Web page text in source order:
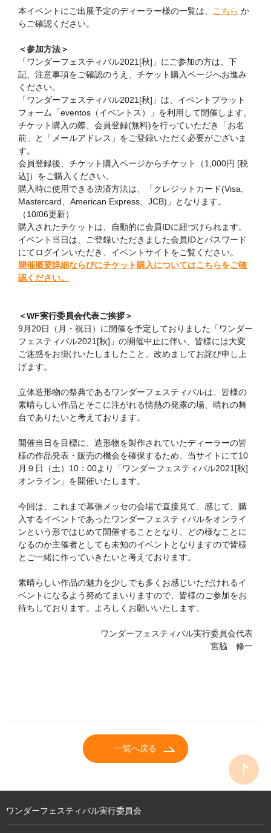
本イベントにご出展予定のディーラー様の一覧は、 こちら か
らご確認ください。
＜参加方法＞
「ワンダーフェスティバル2021[秋]」にご参加の方は、下
記、注意事項をご確認のうえ、チケット購入ページへお進み
ください。
「ワンダーフェスティバル2021[秋]」は、イベントプラット
フォーム「eventos（イベントス）」を利用して開催します。
チケット購入の際、会員登録(無料)を行っていただき「お名
前」と「メールアドレス」をご登録いただく必要がございま
す。
会員登録後、チケット購入ページからチケット（1,000円 [税
込]）をご購入ください。
購入時に使用できる決済方法は、「クレジットカード(Visa、
Mastercard、American Express、JCB)」となります。
（10/06更新）
購入されたチケットは、自動的に会員IDに紐づけられます。
イベント当日は、ご登録いただきました会員IDとパスワード
にてログインいただき、イベントサイトをご覧ください。
開催概要詳細ならびにチケット購入についてはこちらをご確
認ください。
＜WF実行委員会代表ご挨拶＞
9月20日（月・祝日）に開催を予定しておりました「ワンダー
フェスティバル2021[秋]」の開催中止に伴い、皆様には大変
ご迷惑をお掛けいたしましたこと、改めましてお詫び申し上
げます。
立体造形物の祭典であるワンダーフェスティバルは、皆様の
素晴らしい作品とそこに注がれる情熱の発露の場、晴れの舞
台でありたいと考えております。
開催当日を目標に、造形物を製作されていたディーラーの皆
様の作品発表・販売の機会を確保するため、当サイトにて10
月９日（土）10：00より「ワンダーフェスティバル2021[秋]
オンライン」を開催いたします。
今回は、これまで幕張メッセの会場で直接見て、感じて、購
入するイベントであったワンダーフェスティバルをオンライ
ンという形ではじめて開催することとなり、どの様なことに
なるのか主催者としても未知のイベントとなりますので皆様
とご一緒に作っていきたいと考えております。
素晴らしい作品の魅力を少しでも多くお感じいただけれるイ
ベントになるよう努めてまいりますので、皆様のご参加をお
待ちしております。よろしくお願いいたします。
ワンダーフェスティバル実行委員会代表
宮脇 修一
一覧へ戻る
ワンダーフェスティバル実行委員会